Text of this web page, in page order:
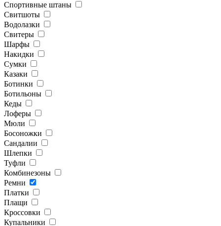
Спортивные штаны
Свитшоты
Водолазки
Свитеры
Шарфы
Накидки
Сумки
Казаки
Ботинки
Ботильоны
Кеды
Лоферы
Мюли
Босоножки
Сандалии
Шлепки
Туфли
Комбинезоны
Ремни
Платки
Плащи
Кроссовки
Купальники